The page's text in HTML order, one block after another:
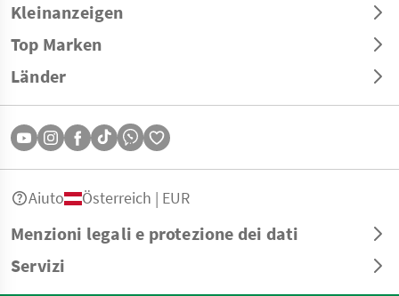
Kleinanzeigen
Top Marken
Länder
Menzioni legali e protezione dei dati
Servizi
Aiuto Österreich | EUR